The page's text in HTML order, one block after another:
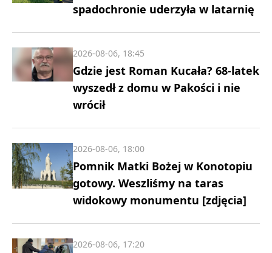
spadochronie uderzyła w latarnię
Gdzie jest Roman Kucała? 68-latek
wyszedł z domu w Pakości i nie
wrócił
2026-08-06, 18:45
Pomnik Matki Bożej w Konotopiu
gotowy. Weszliśmy na taras
widokowy monumentu [zdjęcia]
2026-08-06, 18:00
2026-08-06, 17:20